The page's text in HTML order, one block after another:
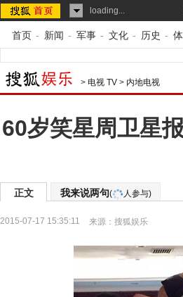
loading...
首页 - 新闻 - 军事 - 文化 - 历史 -
> 电视 TV > 内地电视
60岁笑星周卫星
正文 我来说两句( 人参与)
2015-07-17 15:35:11 来源： 搜狐娱乐